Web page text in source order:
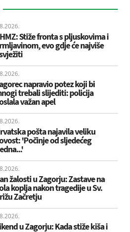
Stiže fronta s pljuskovima i
evo gdje će najviše
napravio potez koji bi
trebali slijediti: policija
važan apel
pošta najavila veliku
'Počinje od sljedećeg
žalosti u Zagorju: Zastave na
koplja nakon tragedije u Sv.
Začretju
u Zagorju: Kada stiže kiša i